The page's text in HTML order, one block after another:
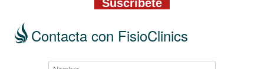
Contacta con FisioClinics